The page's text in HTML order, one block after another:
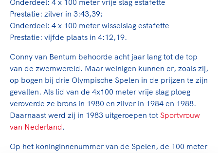
Onderdeel: 4 x 100 meter vrije slag estafette
Prestatie: zilver in 3:43,39;
Onderdeel: 4 x 100 meter wisselslag estafette
Prestatie: vijfde plaats in 4:12,19.
Conny van Bentum behoorde acht jaar lang tot de top
van de zwemwereld. Maar weinigen kunnen er, zoals zij,
op bogen bij drie Olympische Spelen in de prijzen te zijn
gevallen. Als lid van de 4x100 meter vrije slag ploeg
veroverde ze brons in 1980 en zilver in 1984 en 1988.
Daarnaast werd zij in 1983 uitgeroepen tot Sportvrouw
van Nederland .
Op het koninginnenummer van de Spelen, de 100 meter